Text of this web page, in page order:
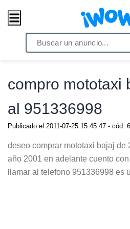
/ Vehiculos / Motos
compro mototaxi
al 951336998
Publicado el 2011-07-25 15:45:47 - cód.
deseo comprar mototaxi bajaj de
año 2001 en adelante cuento
llamar al telefono 951336998 es